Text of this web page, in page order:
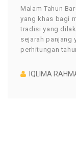
Malam Tahun
yang khas bagi
tradisi yang
sejarah panjang
perhitungan
IQLIMA